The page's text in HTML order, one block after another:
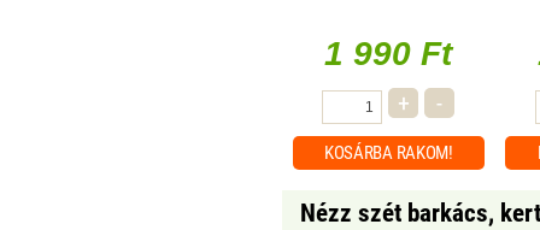
1 990 Ft
+ -
KOSÁRBA RAKOM!
Nézz szét barkács,